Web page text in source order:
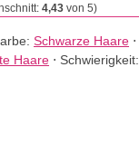
4,43von 5)
Schwarze Haare ⋅
Haare ⋅ Schwierigkeit: